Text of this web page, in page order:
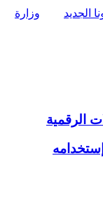
الجديد
وزارة
الرقمية